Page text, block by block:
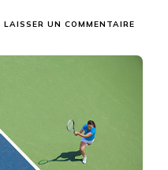
LAISSER UN COMMENTAIRE